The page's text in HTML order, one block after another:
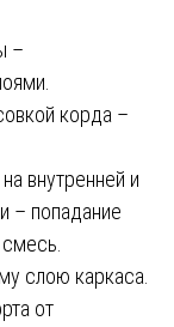
–
корда –
внутренней и
– попадание
слою каркаса.
от